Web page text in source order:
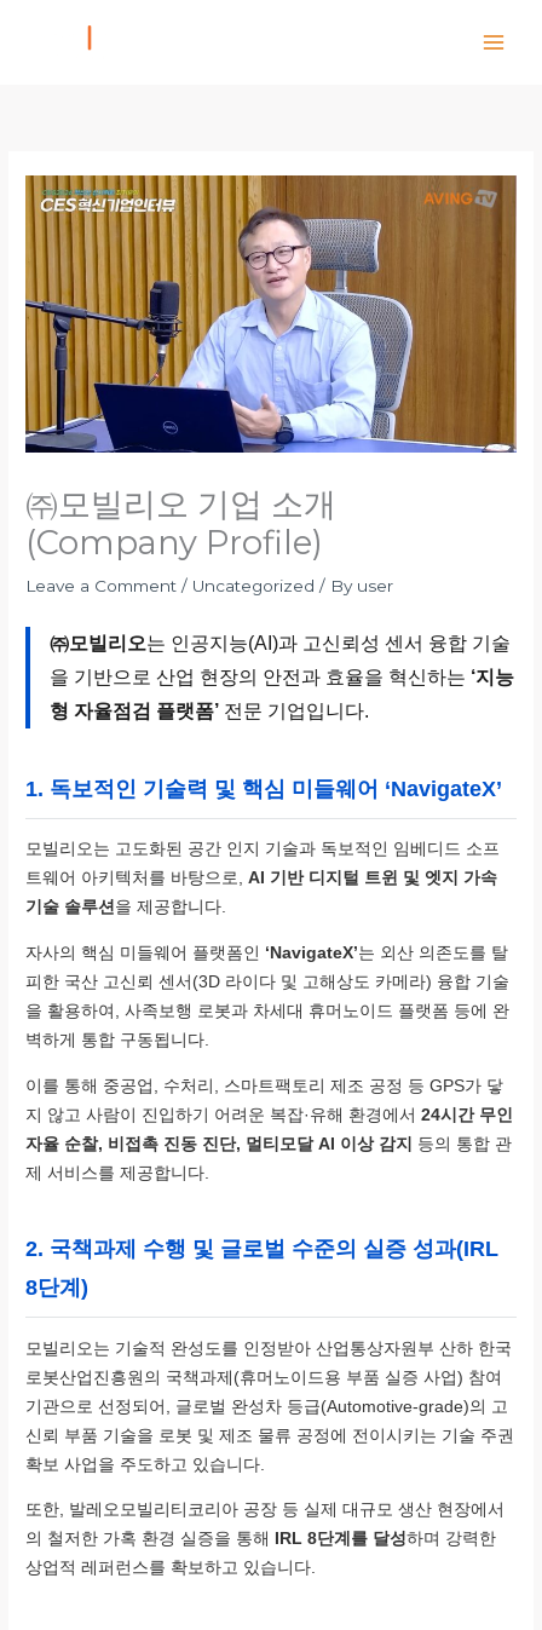
㈜모빌리오 기업 소개
(Company Profile)
Leave a Comment / Uncategorized / By user
㈜모빌리오는 인공지능(AI)과 고신뢰성 센서 융합 기술
을 기반으로 산업 현장의 안전과 효율을 혁신하는 ‘지능
형 자율점검 플랫폼’ 전문 기업입니다.
1. 독보적인 기술력 및 핵심 미들웨어 ‘NavigateX’
모빌리오는 고도화된 공간 인지 기술과 독보적인 임베디드 소프
트웨어 아키텍처를 바탕으로,AI 기반 디지털 트윈 및 엣지 가속
기술 솔루션을 제공합니다.
자사의 핵심 미들웨어 플랫폼인 ‘NavigateX’는 외산 의존도를 탈
피한 국산 고신뢰 센서(3D 라이다 및 고해상도 카메라) 융합 기술
을 활용하여, 사족보행 로봇과 차세대 휴머노이드 플랫폼 등에 완
벽하게 통합 구동됩니다.
이를 통해 중공업, 수처리, 스마트팩토리 제조 공정 등 GPS가 닿
지 않고 사람이 진입하기 어려운 복잡·유해 환경에서24시간 무인
자율 순찰, 비접촉 진동 진단, 멀티모달 AI 이상 감지 등의 통합 관
제 서비스를 제공합니다.
2. 국책과제 수행 및 글로벌 수준의 실증 성과(IRL
8단계)
모빌리오는 기술적 완성도를 인정받아 산업통상자원부 산하 한국
로봇산업진흥원의 국책과제(휴머노이드용 부품 실증 사업) 참여
기관으로 선정되어, 글로벌 완성차 등급(Automotive-grade)의 고
신뢰 부품 기술을 로봇 및 제조 물류 공정에 전이시키는 기술 주권
확보 사업을 주도하고 있습니다.
또한, 발레오모빌리티코리아 공장 등 실제 대규모 생산 현장에서
의 철저한 가혹 환경 실증을 통해
IRL 8단계를 달성하며 강력한
상업적 레퍼런스를 확보하고 있습니다.